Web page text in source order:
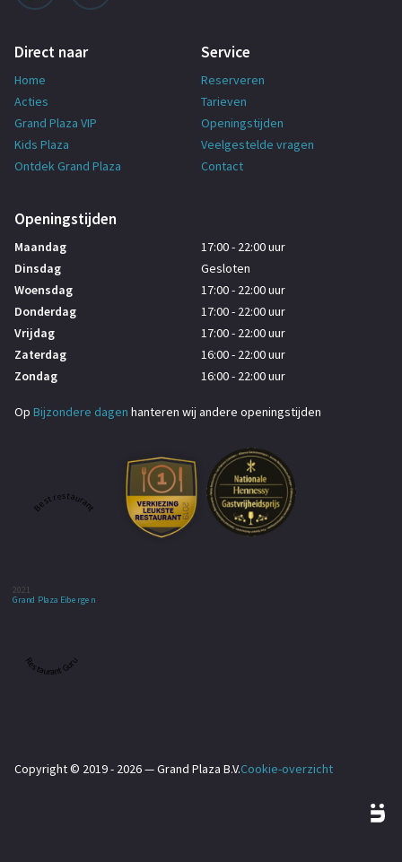
Direct naar
Home
Acties
Grand Plaza VIP
Kids Plaza
Ontdek Grand Plaza
Service
Reserveren
Tarieven
Openingstijden
Veelgestelde vragen
Contact
Openingstijden
Maandag
Dinsdag
Woensdag
Donderdag
Vrijdag
Zaterdag
Zondag
17:00 - 22:00 uur
Gesloten
17:00 - 22:00 uur
17:00 - 22:00 uur
17:00 - 22:00 uur
16:00 - 22:00 uur
16:00 - 22:00 uur
Op Bijzondere dagen hanteren wij andere openingstijden
Best restaurant
2021
Grand Plaza Eibergen
Restaurant Guru
Copyright © 2019 - 2026 — Grand Plaza B.V.Cookie-overzicht